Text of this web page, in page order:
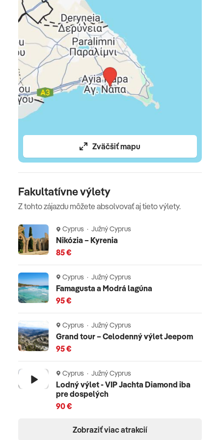
stravovanie podľa výberu, poistenie insolventnosti,
delegáta CK (na telefóne), servisné poplatky (letiskové
poplatky, bezpečnostná taxa, iné poplatky súvisiace s
vykonaním leteckej dopravy a transfery)
Celková cena nezahŕňa
komplexné cestovné poistenie - viac informácií v CK
Oficiálne hodnotenie
Zväčšiť mapu
Fakultatívne výlety
Z tohto zájazdu môžete absolvovať aj tieto výlety.
Cyprus · Južný Cyprus
Nikózia – Kyrenia
85 €
Cyprus · Južný Cyprus
Famagusta a Modrá lagúna
95 €
Cyprus · Južný Cyprus
Grand tour – Celodenný výlet Jeepom
95 €
Cyprus · Južný Cyprus
Lodný výlet - VIP Jachta Diamond iba
pre dospelých
90 €
Zobraziť viac atrakcií